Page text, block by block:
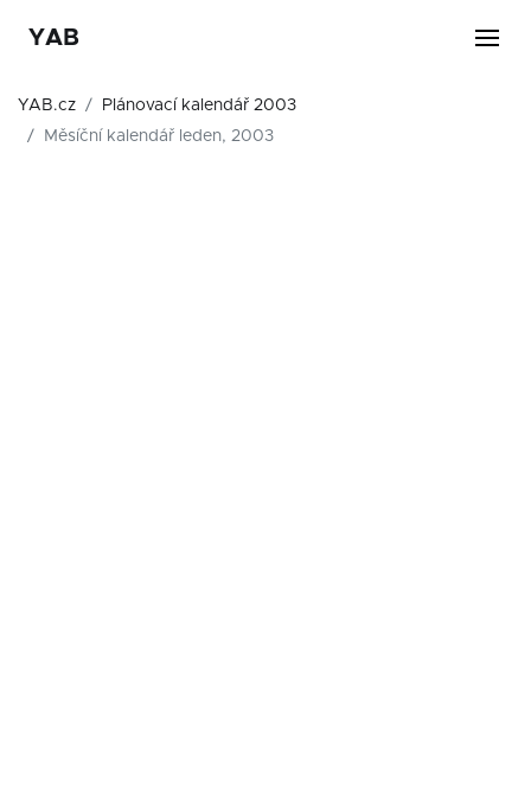
YAB
YAB.cz
Plánovací kalendář 2003
Měsíční kalendář leden, 2003